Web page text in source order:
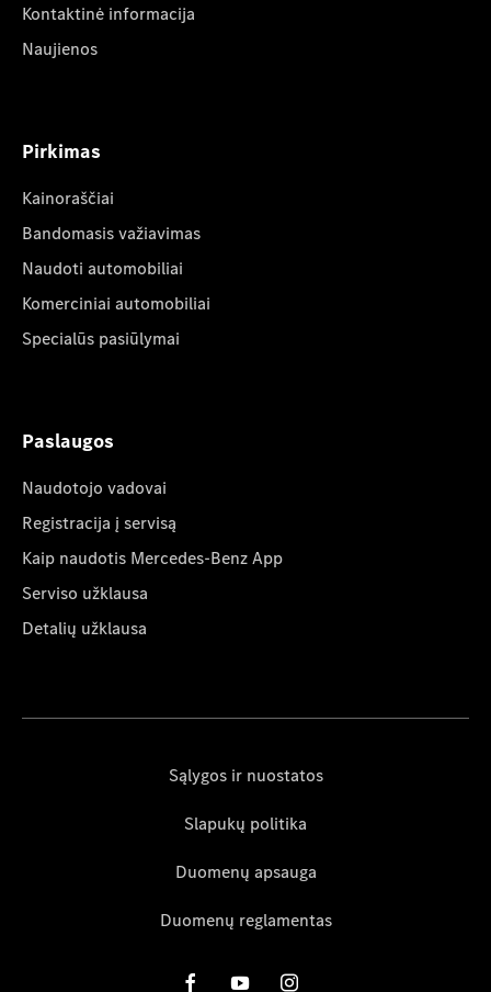
Kontaktinė informacija
Naujienos
Pirkimas
Kainoraščiai
Bandomasis važiavimas
Naudoti automobiliai
Komerciniai automobiliai
Specialūs pasiūlymai
Paslaugos
Naudotojo vadovai
Registracija į servisą
Kaip naudotis Mercedes-Benz App
Serviso užklausa
Detalių užklausa
Sąlygos ir nuostatos
Slapukų politika
Duomenų apsauga
Duomenų reglamentas